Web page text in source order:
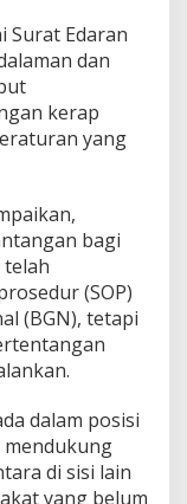
Surat Edaran
dan
kerap
yang
bagi
telah
(SOP)
(BGN), tetapi
dalam posisi
mendukung
di sisi lain
yang belum